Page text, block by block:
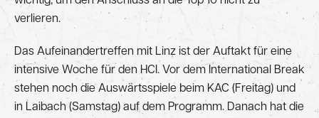
verlieren.
Das Aufeinandertreffen mit Linz ist der Auftakt für eine
intensive Woche für den HCI. Vor dem International Break
stehen noch die Auswärtsspiele beim KAC (Freitag) und
in Laibach (Samstag) auf dem Programm. Danach hat die